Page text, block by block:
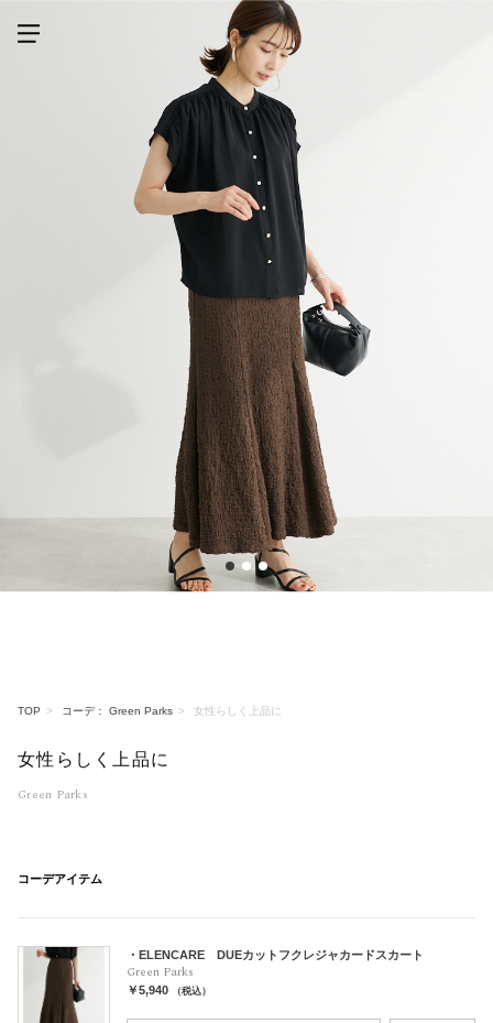
TOP コーデ： Green Parks 女性らしく上品に
女性らしく上品に
Green Parks
コーデアイテム
・ELENCARE DUEカットフクレジャカードスカート
Green Parks
￥5,940 （税込）
1 2 3